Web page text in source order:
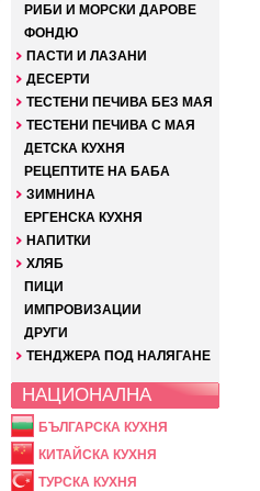
РИБИ И МОРСКИ ДАРОВЕ
ФОНДЮ
ПАСТИ И ЛАЗАНИ
ДЕСЕРТИ
ТЕСТЕНИ ПЕЧИВА БЕЗ МАЯ
ТЕСТЕНИ ПЕЧИВА С МАЯ
ДЕТСКА КУХНЯ
РЕЦЕПТИТЕ НА БАБА
ЗИМНИНА
ЕРГЕНСКА КУХНЯ
НАПИТКИ
ХЛЯБ
ПИЦИ
ИМПРОВИЗАЦИИ
ДРУГИ
ТЕНДЖЕРА ПОД НАЛЯГАНЕ
НАЦИОНАЛНА
БЪЛГАРСКА КУХНЯ
КИТАЙСКА КУХНЯ
ТУРСКА КУХНЯ